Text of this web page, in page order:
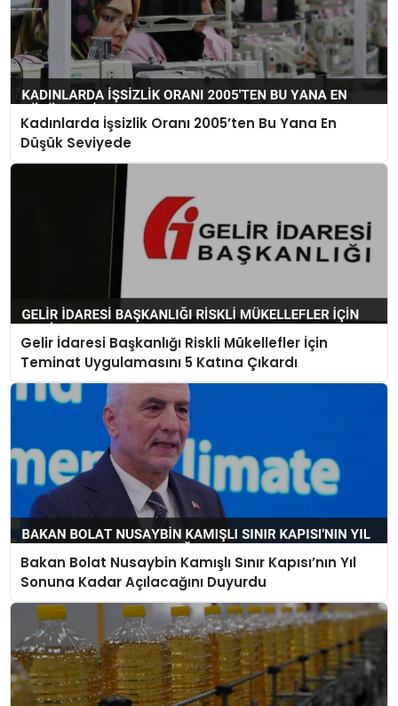
Kadınlarda İşsizlik Oranı 2005’ten Bu Yana En
Düşük Seviyede
Gelir İdaresi Başkanlığı Riskli Mükellefler İçin
Teminat Uygulamasını 5 Katına Çıkardı
Bakan Bolat Nusaybin Kamışlı Sınır Kapısı’nın Yıl
Sonuna Kadar Açılacağını Duyurdu